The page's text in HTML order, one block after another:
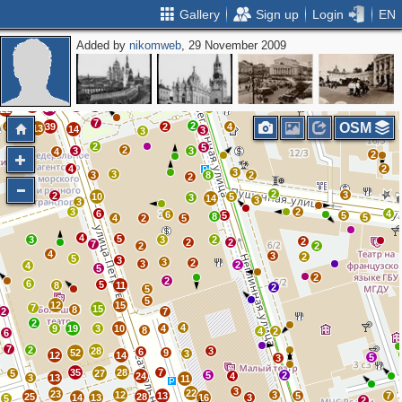
Gallery Sign up Login EN
Added bynikomweb, 29 November 2009
5 6
4
2
2
4
5
5
3
2
9
4
2
4
4
2
3
5
14
3 2
3
5
3
2 8
3
6
5
2
8 5
2
2
2
3
2
2
2
2
2
2
5
7
3
3
4
3
2
5
3
2
4
3
5
3
9
4
4
7
2
2
3
5
3
3
2
5
4
7
3
2
11
5
5
5
15 15 5
8
10
14
28
27
28
52
19 3
8
8
12
7
2
9
12
2
6
7
5
3
13
23
35
13
14
12 28
24
6
7
11
13
2216
25
5
2
6
4
3
4
4
3
3
6
10
3
4
2
4
8
22
32
4
5
19
23
14
39
34
13
3
7
2
3
2
3 2 2
16
9
13
9
17
7
12
13
29
7
20
11
OSM